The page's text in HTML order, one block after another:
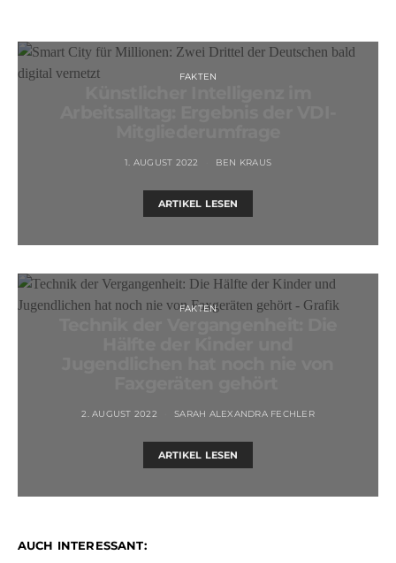
FAKTEN
1. AUGUST 2022 BEN KRAUS
ARTIKEL LESEN
FAKTEN
2. AUGUST 2022 SARAH ALEXANDRA FECHLER
ARTIKEL LESEN
AUCH INTERESSANT: